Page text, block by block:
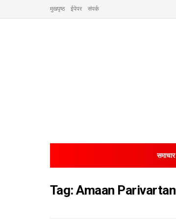
मुखपृष्ठ ईपेपर संपर्क
समाचार
Tag:Amaan Parivartan